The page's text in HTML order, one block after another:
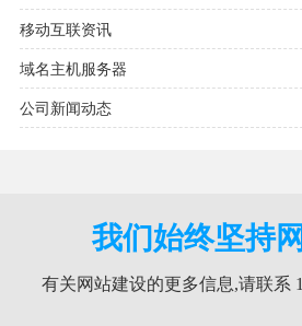
移动互联资讯
域名主机服务器
公司新闻动态
我们始终坚持
有关网站建设的更多信息,请联系